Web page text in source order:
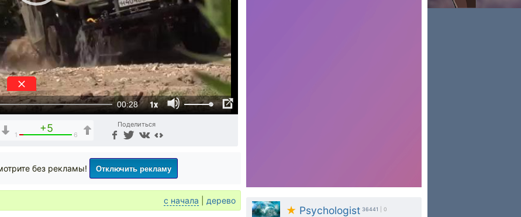
00:28 1x
+5
1 6
Поделиться
★ Psychologist 36441 | 0
без рекламы! Отключить рекламу
с начала дерево